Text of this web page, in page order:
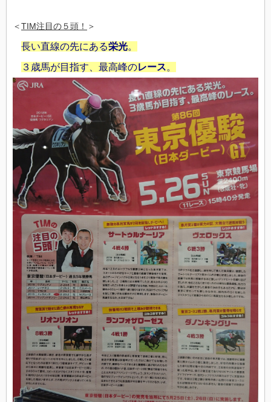
＜TIM注目の５頭！ ＞
長い直線の先にある栄光。
３歳馬が目指す、最高峰のレース。